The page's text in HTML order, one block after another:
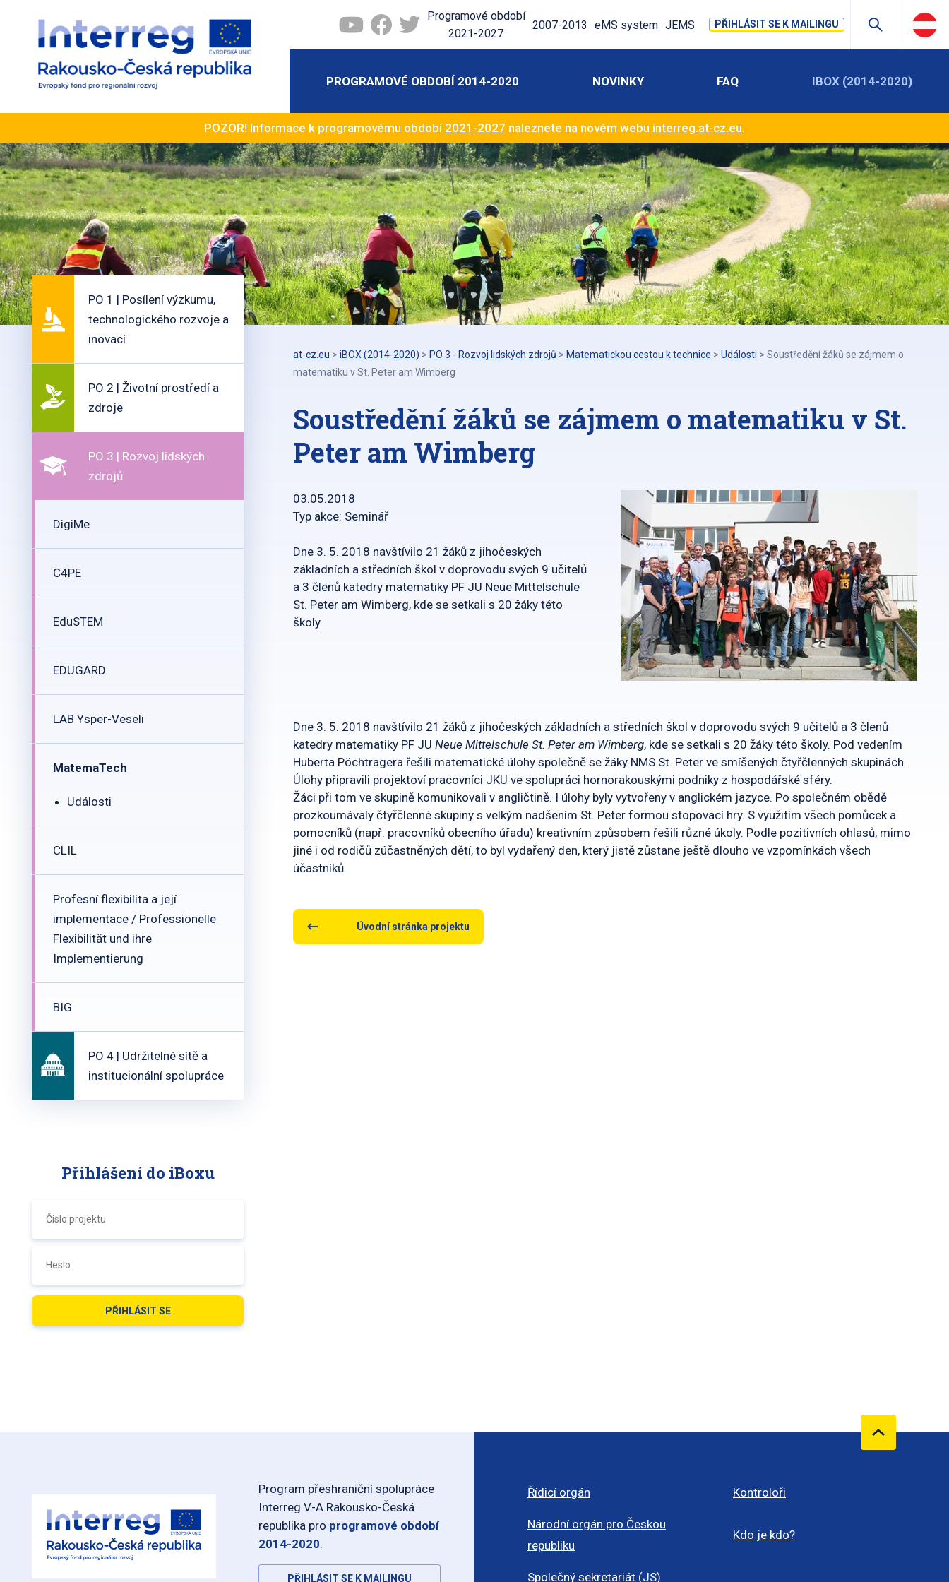
Programové období
2021-2027
2007-2013 eMS system JEMS PŘIHLÁSIT SE K MAILINGU
PROGRAMOVÉ OBDOBÍ 2014-2020 NOVINKY FAQ IBOX (2014-2020)
POZOR! Informace k programovému období 2021-2027 naleznete na novém webu interreg.at-cz.eu.
PO 1 | Posílení výzkumu,
technologického rozvoje a
inovací
PO 2 | Životní prostředí a
zdroje
PO 3 | Rozvoj lidských
zdrojů
DigiMe
C4PE
EduSTEM
EDUGARD
LAB Ysper-Veseli
MatemaTech
Události
CLIL
Profesní flexibilita a její
implementace / Professionelle
Flexibilität und ihre
Implementierung
BIG
PO 4 | Udržitelné sítě a
institucionální spolupráce
Přihlášení do iBoxu
at-cz.eu > iBOX (2014-2020) > PO 3 - Rozvoj lidských zdrojů > Matematickou cestou k technice > Události > Soustředění žáků se zájmem o
matematiku v St. Peter am Wimberg
Soustředění žáků se zájmem o matematiku v St.
Peter am Wimberg
03.05.2018
Typ akce: Seminář
Dne 3. 5. 2018 navštívilo 21 žáků z jihočeských
základních a středních škol v doprovodu svých 9 učitelů
a 3 členů katedry matematiky PF JU Neue Mittelschule
St. Peter am Wimberg, kde se setkali s 20 žáky této
školy.
Dne 3. 5. 2018 navštívilo 21 žáků z jihočeských základních a středních škol v doprovodu svých 9 učitelů a 3 členů
katedry matematiky PF JU Neue Mittelschule St. Peter am Wimberg, kde se setkali s 20 žáky této školy. Pod vedením
Huberta Pöchtragera řešili matematické úlohy společně se žáky NMS St. Peter ve smíšených čtyřčlenných skupinách.
Úlohy připravili projektoví pracovníci JKU ve spolupráci hornorakouskými podniky z hospodářské sféry.
Žáci při tom ve skupině komunikovali v angličtině. I úlohy byly vytvořeny v anglickém jazyce. Po společném obědě
prozkoumávaly čtyřčlenné skupiny s velkým nadšením St. Peter formou stopovací hry. S využitím všech pomůcek a
pomocníků (např. pracovníků obecního úřadu) kreativním způsobem řešili různé úkoly. Podle pozitivních ohlasů, mimo
jiné i od rodičů zúčastněných dětí, to byl vydařený den, který jistě zůstane ještě dlouho ve vzpomínkách všech
účastníků.
Úvodní stránka projektu
Program přeshraniční spolupráce
Interreg V-A Rakousko-Česká
republika pro programové období
2014-2020.
PŘIHLÁSIT SE K MAILINGU
Řídicí orgán
Národní orgán pro Českou
republiku
Společný sekretariát (JS)
Kontroloři
Kdo je kdo?